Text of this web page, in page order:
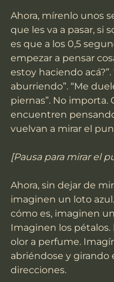
Ahora, mírenlo unos
que les va a pasar, si
es que a los 0,5
empezar a pensar
estoy haciendo acá?”.
aburriendo”. “Me
piernas”. No importa.
encuentren
vuelvan a mirar el
[Pausa para mirar el
Ahora, sin dejar de
imaginen un loto
cómo es, imaginen
Imaginen los
olor a perfume.
abriéndose y girando
direcciones.